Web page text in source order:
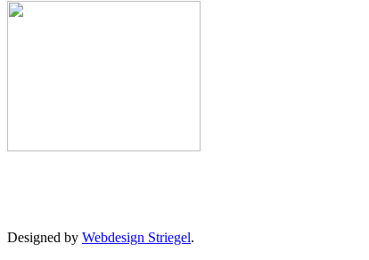
Designed by Webdesign Striegel.